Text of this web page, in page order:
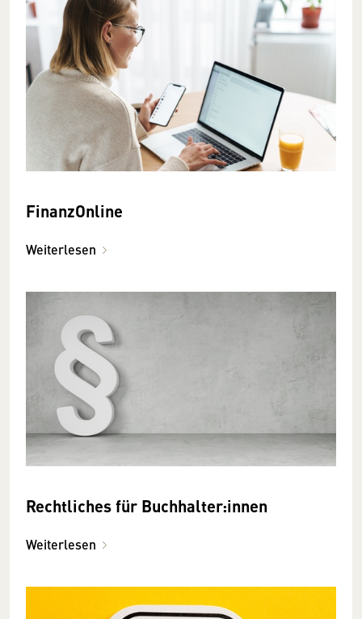
FinanzOnline
Weiterlesen
Rechtliches für Buchhalter:innen
Weiterlesen